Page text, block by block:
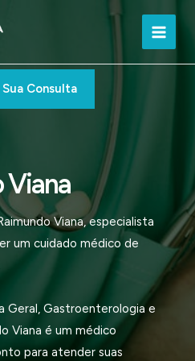
Main
Consulta
Viana
Viana, especialista
um cuidado médico de
Geral, Gastroenterologia e
Viana é um médico
para atender suas